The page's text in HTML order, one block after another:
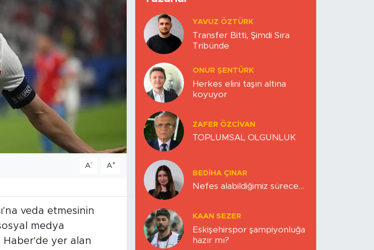
A- A+
veda etmesinin
medya
Haber'de yer alan
YAVUZ ÖZTÜRK
Transfer Bitti, Şimdi Sıra
Tribünde
ONUR ŞENTÜRK
Herkes elini taşın altına
koyuyor
ZAFER ÖZCIVAN
TOPLUMSAL OLGUNLUK
BEDIHA ÇINAR
Nefes alabildiğimiz sürece…
KAAN SEZER
Eskişehirspor şampiyonluğa
hazır mı?